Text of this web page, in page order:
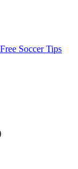
Soccer Tips